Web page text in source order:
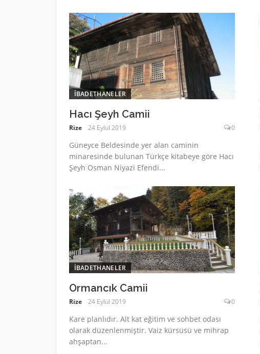
İBADETHANELER
Hacı Şeyh Camii
Rize 24 Eylül 2019 0
Güneyce Beldesinde yer alan caminin
minaresinde bulunan Türkçe kitabeye göre Hacı
Şeyh Osman Niyazi Efendi...
İBADETHANELER
Ormancık Camii
Rize 24 Eylül 2019 0
Kare planlıdır. Alt kat eğitim ve sohbet odası
olarak düzenlenmiştir. Vaiz kürsüsü ve mihrap
ahşaptan...